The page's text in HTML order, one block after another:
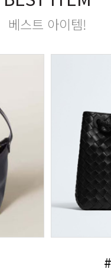
베스트 아이템!